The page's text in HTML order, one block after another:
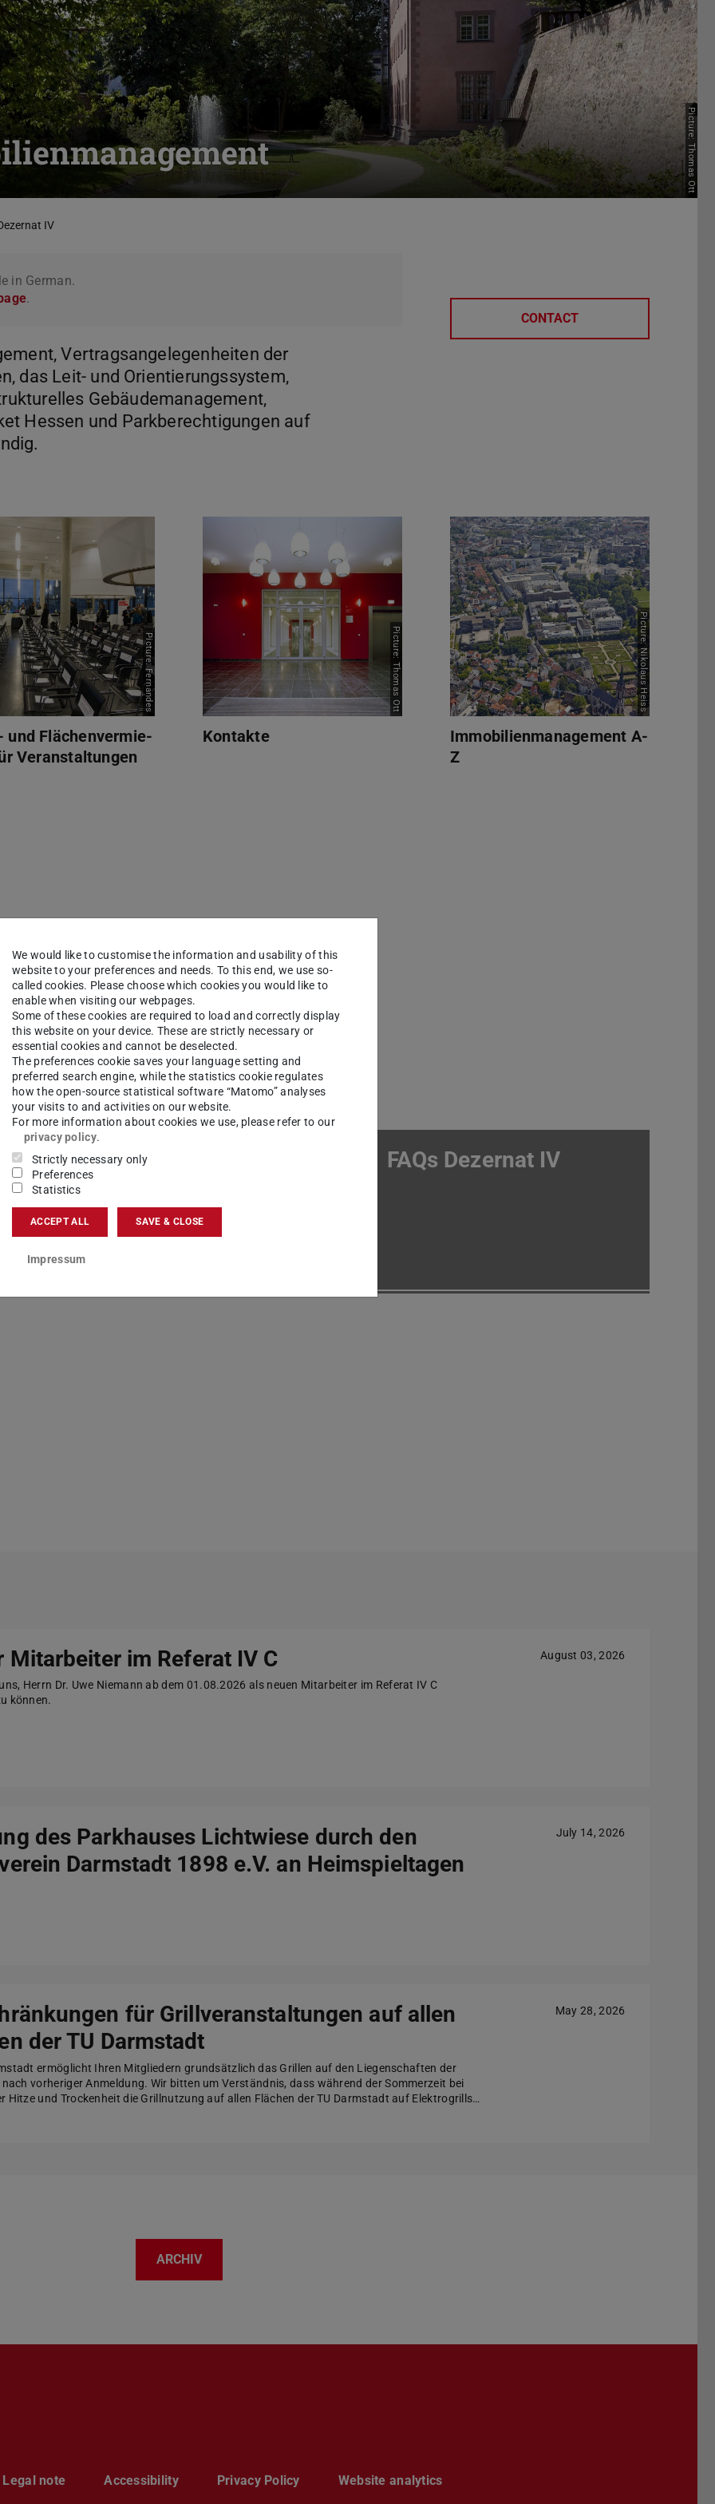
Picture: Thomas Ott
IV
in German.
.
Vertragsangelegenheiten der
das Leit- und Orientierungssystem,
Gebäudemanagement,
Hessen und Parkberechtigungen auf
CONTACT
Picture: Fernandes
und Flächenvermie-
Veranstaltungen
Flächenvermie- tung für Veranstaltungen
Picture: Thomas Ott
Kontakte
Picture: Nikolaus Heiss
Immobilienmanagement A-
Z
Immobilienmanagement A-Z
Formulare und
Dokumente
FAQs Dezernat IV
Mitarbeiter im Referat IV C August 03, 2026
Herrn Dr. Uwe Niemann ab dem 01.08.2026 als neuen Mitarbeiter im Referat IV C
können.
des Parkhauses Lichtwiese durch den
Darmstadt 1898 e.V. an Heimspieltagen
July 14, 2026
für Grillveranstaltungen auf allen
der TU Darmstadt
May 28, 2026
ermöglicht Ihren Mitgliedern grundsätzlich das Grillen auf den Liegenschaften der
vorheriger Anmeldung. Wir bitten um Verständnis, dass während der Sommerzeit bei
Hitze und Trockenheit die Grillnutzung auf allen Flächen der TU Darmstadt auf Elektrogrills…
ARCHIV
Legal note Accessibility Privacy Policy Website analytics
We would like to customise the information and usability of this
website to your preferences and needs. To this end, we use so-
called cookies. Please choose which cookies you would like to
enable when visiting our webpages.
Some of these cookies are required to load and correctly display
this website on your device. These are strictly necessary or
essential cookies and cannot be deselected.
The preferences cookie saves your language setting and
preferred search engine, while the statistics cookie regulates
how the open-source statistical software “Matomo” analyses
your visits to and activities on our website.
For more information about cookies we use, please refer to our
privacy policy.
Strictly necessary only
Preferences
Statistics
ACCEPT ALL SAVE & CLOSE
Impressum